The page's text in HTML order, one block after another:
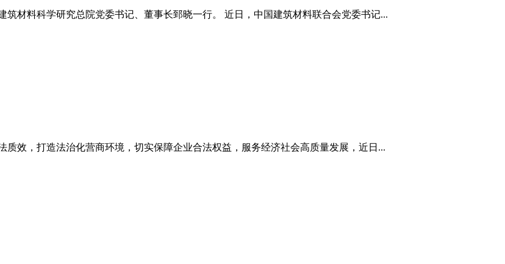
材料科学研究总院党委书记、董事长郅晓一行。 近日，中国建筑材料联合会党委书记...
效，打造法治化营商环境，切实保障企业合法权益，服务经济社会高质量发展，近日...